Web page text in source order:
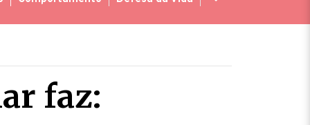
faz: